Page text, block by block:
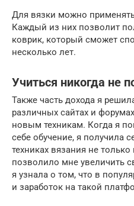
Для вязки можно
Каждый из них позволит
коврик, который сможет
несколько лет.
Учиться никогда не
Также часть дохода я
различных сайтах и
новым техникам. Когда я
себе обучение, я получила
техниках вязания не
позволило мне увеличить
я узнала о том, что в
и заработок на такой